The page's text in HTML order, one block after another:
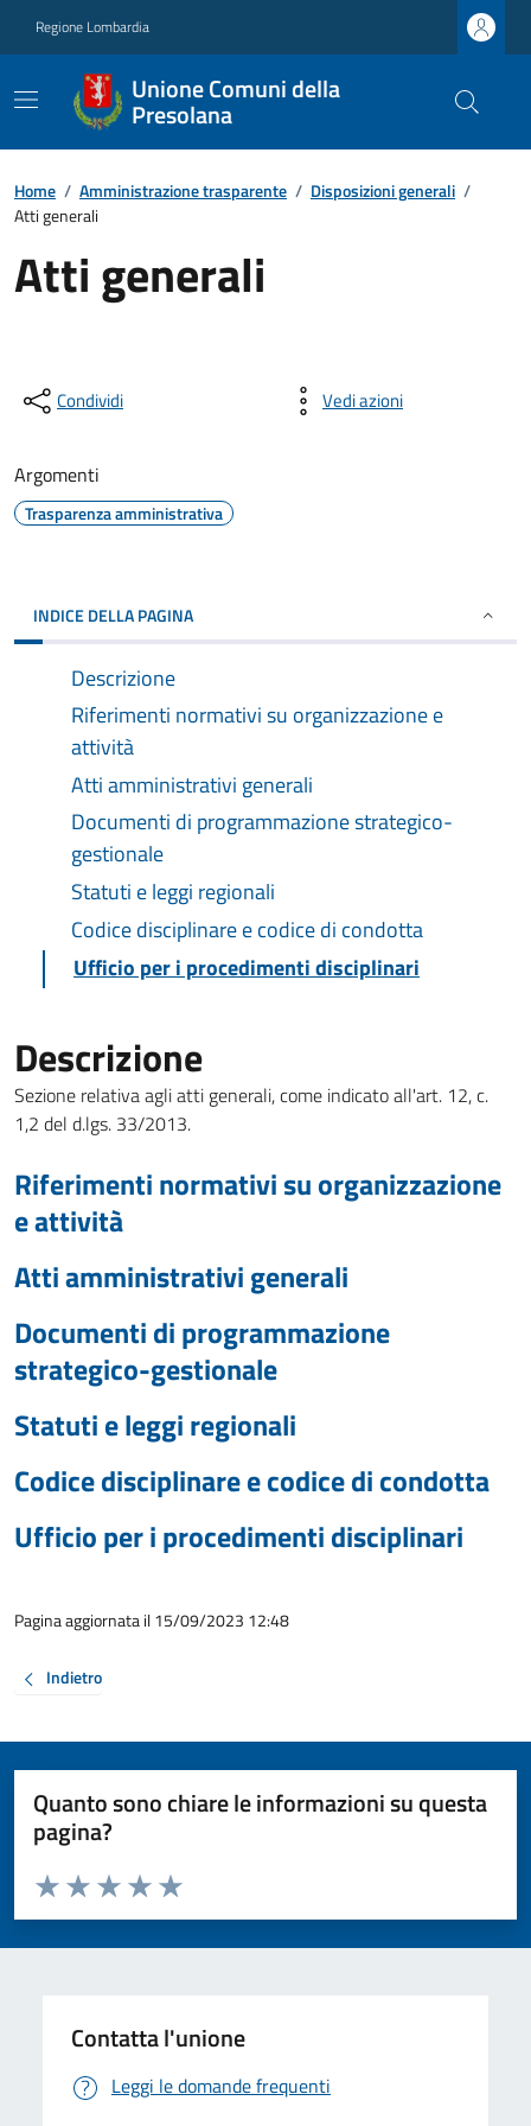
Regione Lombardia
Unione Comuni della
Presolana
Home / Amministrazione trasparente / Disposizioni generali /
Atti generali
Atti generali
Condividi Vedi azioni
Argomenti
Trasparenza amministrativa
INDICE DELLA PAGINA
Descrizione
Riferimenti normativi su organizzazione e
attività
Atti amministrativi generali
Documenti di programmazione strategico-
gestionale
Statuti e leggi regionali
Codice disciplinare e codice di condotta
Ufficio per i procedimenti disciplinari
Descrizione
Sezione relativa agli atti generali, come indicato all'art. 12, c.
1,2 del d.lgs. 33/2013.
Riferimenti normativi su organizzazione
e attività
Atti amministrativi generali
Documenti di programmazione
strategico-gestionale
Statuti e leggi regionali
Codice disciplinare e codice di condotta
Ufficio per i procedimenti disciplinari
Pagina aggiornata il 15/09/2023 12:48
Indietro
Quanto sono chiare le informazioni su questa
pagina?
Valuta da 1 a 5 stelle la pagina
Valuta 5 stelle su 5
Valuta 4 stelle su 5
Valuta 3 stelle su 5
Valuta 2 stelle su 5
Valuta 1 stelle su 5
Contatta l'unione
Leggi le domande frequenti